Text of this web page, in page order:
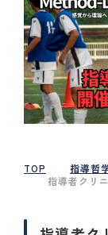
TOP 指導哲
指導者クリ